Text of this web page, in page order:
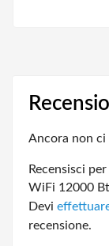
Ancora non ci
Recensisci
WiFi 12000
Devi
recensione.